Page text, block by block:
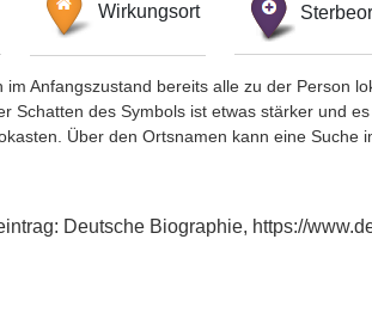
Wirkungsort
im Anfangszustand bereits alle zu der Person
Schatten des Symbols ist etwas stärker und
Über den Ortsnamen kann eine Suche
Deutsche Biographie, https://